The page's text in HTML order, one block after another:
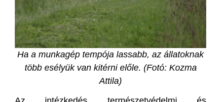
Ha a munkagép tempója lassabb, az állatoknak
több esélyük van kitérni előle. (Fotó: Kozma
Attila)